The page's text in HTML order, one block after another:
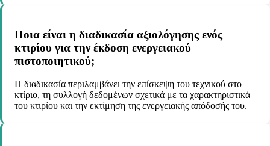
Ποια είναι η διαδικασία αξιολόγησης ενός
κτιρίου για την έκδοση ενεργειακού
πιστοποιητικού;
Η διαδικασία περιλαμβάνει την επίσκεψη του τεχνικού στο
κτίριο, τη συλλογή δεδομένων σχετικά με τα χαρακτηριστικά
του κτιρίου και την εκτίμηση της ενεργειακής απόδοσής του.